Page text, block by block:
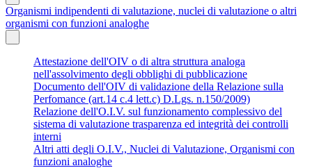
Organismi indipendenti di valutazione, nuclei di valutazione o altri
organismi con funzioni analoghe
Attestazione dell'OIV o di altra struttura analoga
nell'assolvimento degli obblighi di pubblicazione
Documento dell'OIV di validazione della Relazione sulla
Perfomance (art.14 c.4 lett.c) D.Lgs. n.150/2009)
Relazione dell'O.I.V. sul funzionamento complessivo del
sistema di valutazione trasparenza ed integrità dei controlli
interni
Altri atti degli O.I.V., Nuclei di Valutazione, Organismi con
funzioni analoghe